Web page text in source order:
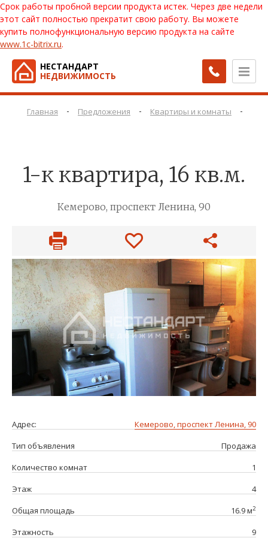
Срок работы пробной версии продукта истек. Через две недели
этот сайт полностью прекратит свою работу. Вы можете
купить полнофункциональную версию продукта на сайте
www.1c-bitrix.ru.
НЕСТАНДАРТ
НЕДВИЖИМОСТЬ
Главная - Предложения - Квартиры и комнаты -
1-к квартира, 16 кв.м.
Кемерово, проспект Ленина, 90
Адрес:
Кемерово, проспект Ленина, 90
Тип объявления
Продажа
Количество комнат
1
Этаж
4
Общая площадь
16.9 м2
Этажность
9